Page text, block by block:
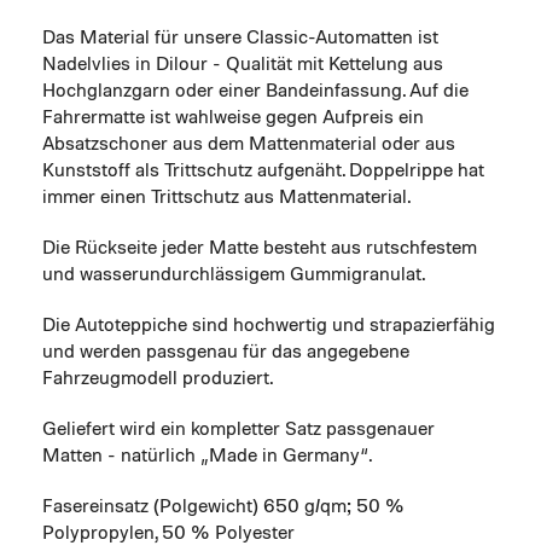
Das Material für unsere Classic-Automatten ist
Nadelvlies in Dilour - Qualität mit Kettelung aus
Hochglanzgarn oder einer Bandeinfassung. Auf die
Fahrermatte ist wahlweise gegen Aufpreis ein
Absatzschoner aus dem Mattenmaterial oder aus
Kunststoff als Trittschutz aufgenäht. Doppelrippe hat
immer einen Trittschutz aus Mattenmaterial.
Die Rückseite jeder Matte besteht aus rutschfestem
und wasserundurchlässigem Gummigranulat.
Die Autoteppiche sind hochwertig und strapazierfähig
und werden passgenau für das angegebene
Fahrzeugmodell produziert.
Geliefert wird ein kompletter Satz passgenauer
Matten - natürlich „Made in Germany“.
Fasereinsatz (Polgewicht) 650 g/qm; 50 %
Polypropylen, 50 % Polyester